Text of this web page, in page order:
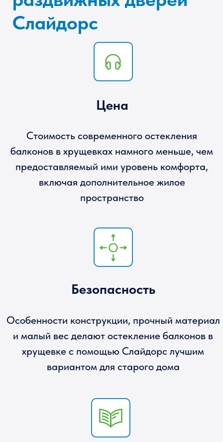
Внутри конструкции находится оцинкованная
арматура, укрепляющая ее и повышающая
общую безопасность Вашей квартиры
Прочность
и малый вес делают остекление балконов в
хрущевке с помощью Слайдорс лучшим
вариантом для старого дома